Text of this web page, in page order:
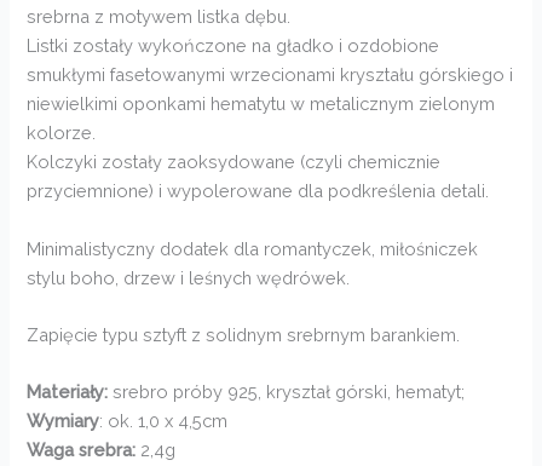
srebrna z motywem listka dębu.
Listki zostały wykończone na gładko i ozdobione
smukłymi fasetowanymi wrzecionami kryształu górskiego i
niewielkimi oponkami hematytu w metalicznym zielonym
kolorze.
Kolczyki zostały zaoksydowane (czyli chemicznie
przyciemnione) i wypolerowane dla podkreślenia detali.
Minimalistyczny dodatek dla romantyczek, miłośniczek
stylu boho, drzew i leśnych wędrówek.
Zapięcie typu sztyft z solidnym srebrnym barankiem.
Materiały: srebro próby 925, kryształ górski, hematyt;
Wymiary: ok. 1,0 x 4,5cm
Waga srebra: 2,4g